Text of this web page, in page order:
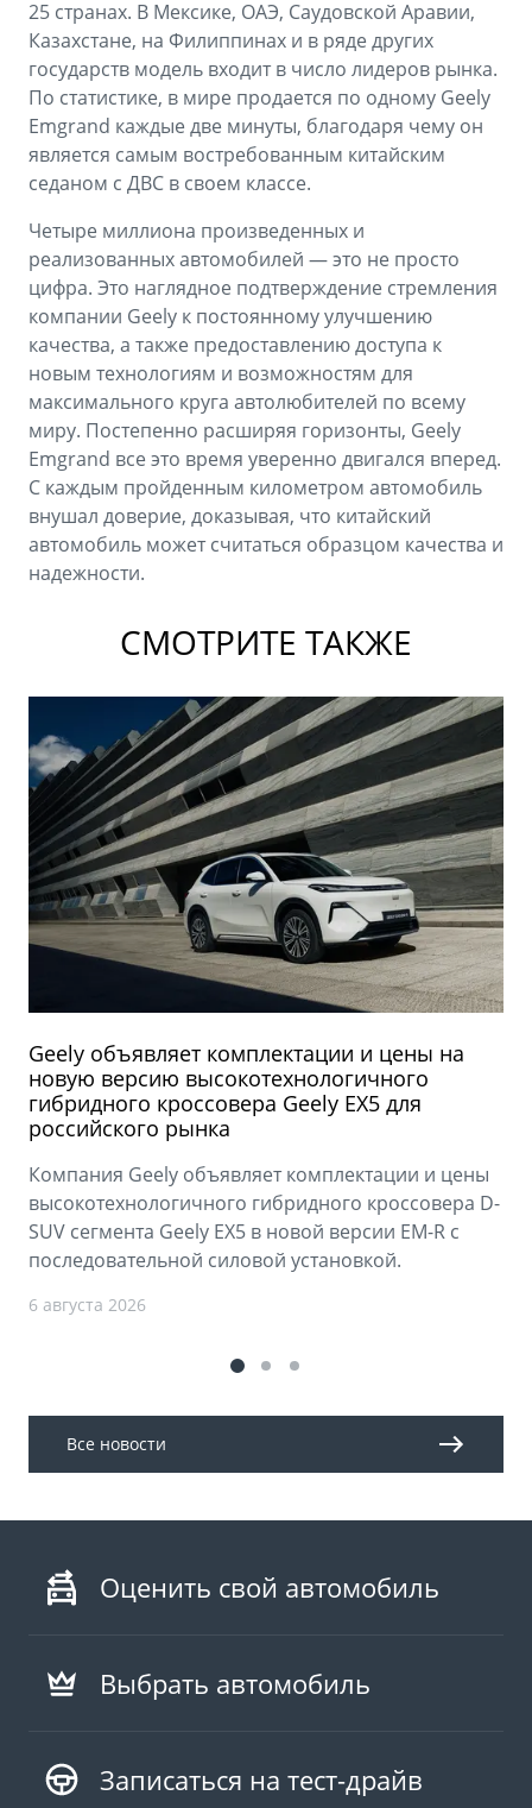
25 странах. В Мексике, ОАЭ, Саудовской Аравии,
Казахстане, на Филиппинах и в ряде других
государств модель входит в число лидеров рынка.
По статистике, в мире продается по одному Geely
Emgrand каждые две минуты, благодаря чему он
является самым востребованным китайским
седаном с ДВС в своем классе.
Четыре миллиона произведенных и
реализованных автомобилей — это не просто
цифра. Это наглядное подтверждение стремления
компании Geely к постоянному улучшению
качества, а также предоставлению доступа к
новым технологиям и возможностям для
максимального круга автолюбителей по всему
миру. Постепенно расширяя горизонты, Geely
Emgrand все это время уверенно двигался вперед.
С каждым пройденным километром автомобиль
внушал доверие, доказывая, что китайский
автомобиль может считаться образцом качества и
надежности.
СМОТРИТЕ ТАКЖЕ
Geely объявляет комплектации и цены на
новую версию высокотехнологичного
гибридного кроссовера Geely EX5 для
российского рынка
Компания Geely объявляет комплектации и цены
высокотехнологичного гибридного кроссовера D-
SUV сегмента Geely EX5 в новой версии EM-R с
последовательной силовой установкой.
6 августа 2026
Все новости
Оценить свой автомобиль
Выбрать автомобиль
Записаться на тест-драйв